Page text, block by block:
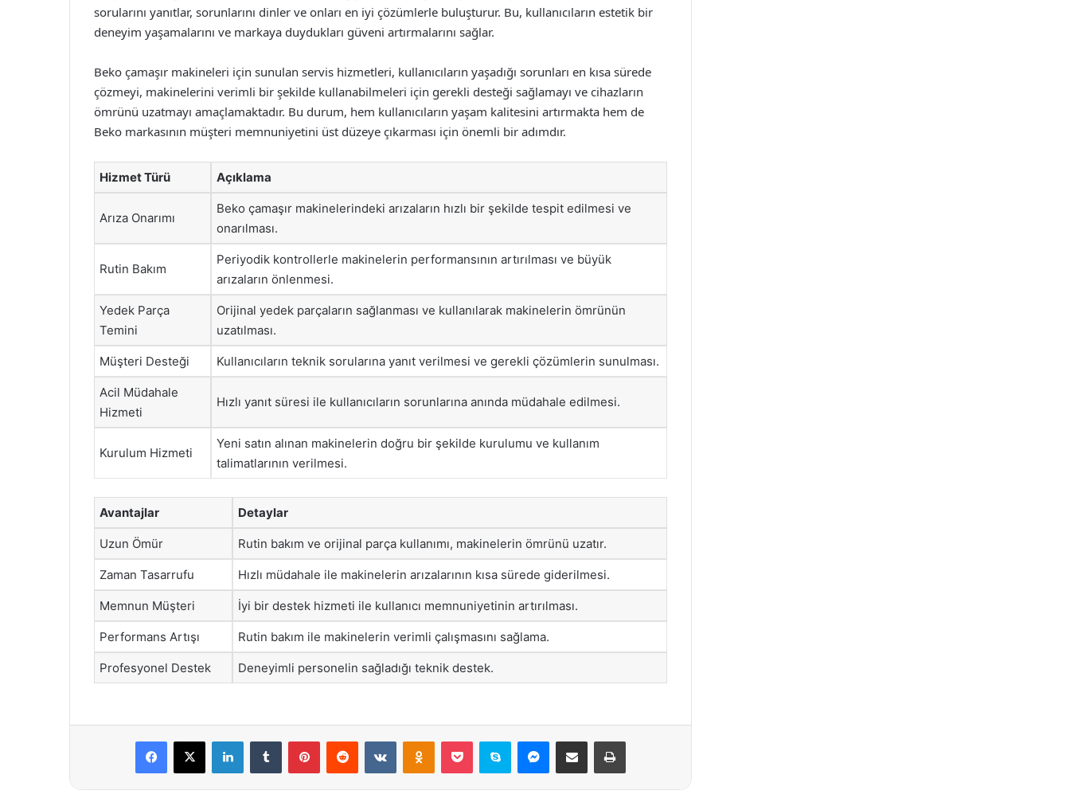
sorularını yanıtlar, sorunlarını dinler ve onları en iyi çözümlerle buluşturur. Bu, kullanıcıların estetik bir
deneyim yaşamalarını ve markaya duydukları güveni artırmalarını sağlar.
Beko çamaşır makineleri için sunulan servis hizmetleri, kullanıcıların yaşadığı sorunları en kısa sürede
çözmeyi, makinelerini verimli bir şekilde kullanabilmeleri için gerekli desteği sağlamayı ve cihazların
ömrünü uzatmayı amaçlamaktadır. Bu durum, hem kullanıcıların yaşam kalitesini artırmakta hem de
Beko markasının müşteri memnuniyetini üst düzeye çıkarması için önemli bir adımdır.
Hizmet Türü Açıklama
Arıza Onarımı
Beko çamaşır makinelerindeki arızaların hızlı bir şekilde tespit edilmesi ve
onarılması.
Rutin Bakım
Periyodik kontrollerle makinelerin performansının artırılması ve büyük
arızaların önlenmesi.
Yedek Parça
Temini
Orijinal yedek parçaların sağlanması ve kullanılarak makinelerin ömrünün
uzatılması.
Müşteri Desteği Kullanıcıların teknik sorularına yanıt verilmesi ve gerekli çözümlerin sunulması.
Acil Müdahale
Hizmeti
Hızlı yanıt süresi ile kullanıcıların sorunlarına anında müdahale edilmesi.
Kurulum Hizmeti
Yeni satın alınan makinelerin doğru bir şekilde kurulumu ve kullanım
talimatlarının verilmesi.
Avantajlar Detaylar
Uzun Ömür Rutin bakım ve orijinal parça kullanımı, makinelerin ömrünü uzatır.
Zaman Tasarrufu Hızlı müdahale ile makinelerin arızalarının kısa sürede giderilmesi.
Memnun Müşteri İyi bir destek hizmeti ile kullanıcı memnuniyetinin artırılması.
Performans Artışı Rutin bakım ile makinelerin verimli çalışmasını sağlama.
Profesyonel Destek Deneyimli personelin sağladığı teknik destek.
Facebook
X LinkedInTumblr PinterestReddit VKontakteOdnoklassniki
Pocket Skype Messenger
E-Posta ile paylaş Yazdır